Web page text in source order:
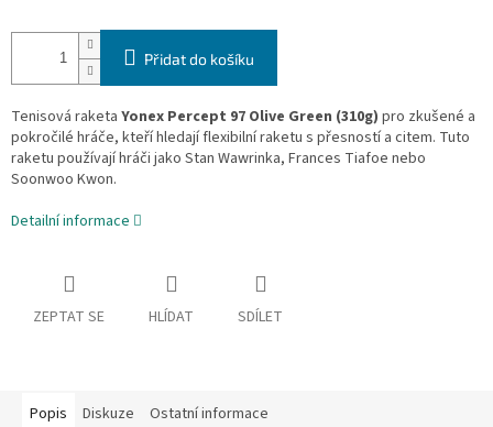
Přidat do košíku
Tenisová raketa Yonex Percept 97 Olive Green (310g) pro zkušené a
pokročilé hráče, kteří hledají flexibilní raketu s přesností a citem. Tuto
raketu používají hráči jako Stan Wawrinka, Frances Tiafoe nebo
Soonwoo Kwon.
Detailní informace
ZEPTAT SE HLÍDAT SDÍLET
Popis Diskuze Ostatní informace